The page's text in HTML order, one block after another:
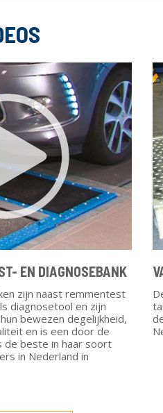
EN DIAGNOSEBANK
zijn naast remmentest
diagnosetool en zijn
bewezen degelijkheid,
en is een door de
de beste in haar soort
in Nederland in